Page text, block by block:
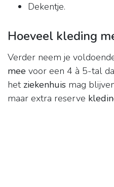
Dekentje.
Hoeveel kleding
Verder neem je
mee voor een 4 à 5-tal
het ziekenhuis mag
maar extra reserve